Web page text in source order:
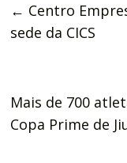
← Centro
sede da CICS
Mais de 700
Copa Prime de